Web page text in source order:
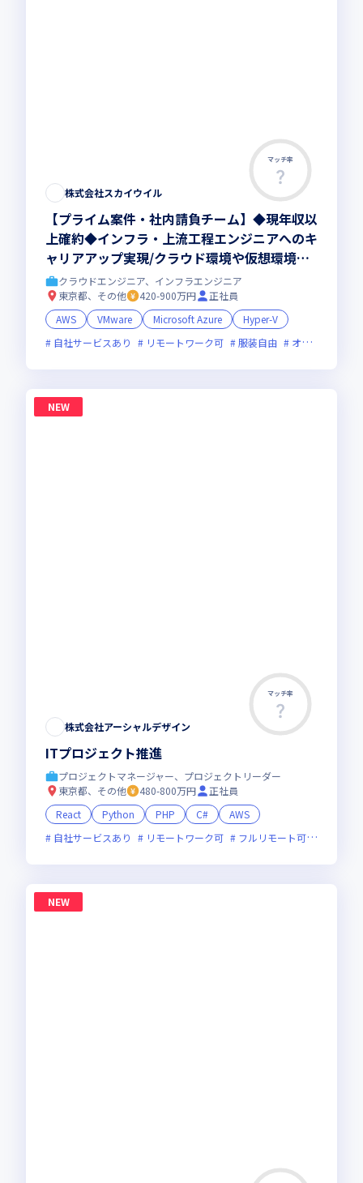
マッチ率
株式会社スカイウイル
【プライム案件・社内請負チーム】◆現年収以
上確約◆インフラ・上流工程エンジニアへのキ
ャリアアップ実現/クラウド環境や仮想環境プ
ロジェクトをチームで担当
クラウドエンジニア、インフラエンジニア
東京都、その他
420-900万円
正社員
AWS
VMware Microsoft Azure
Hyper-V
自社サービスあり
リモートワーク可 服装自由 オンライン選考可
NEW
マッチ率
株式会社アーシャルデザイン
ITプロジェクト推進
プロジェクトマネージャー、プロジェクトリーダー
東京都、その他
480-800万円
正社員
React
Python PHP C#
AWS
自社サービスあり
リモートワーク可 フルリモート可
NEW